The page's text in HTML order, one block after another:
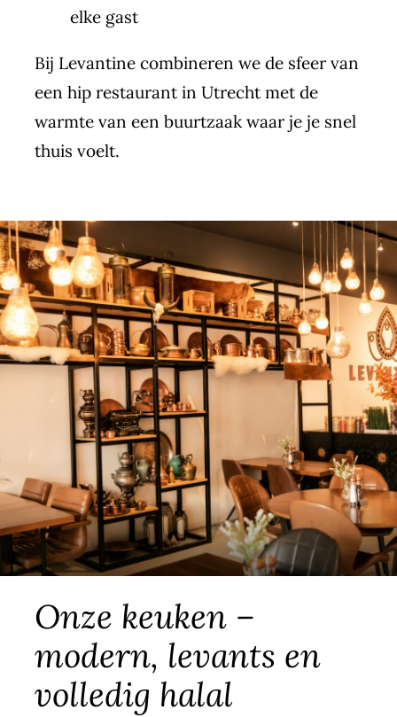
elke gast
Bij Levantine combineren we de sfeer van
een hip restaurant in Utrecht met de
warmte van een buurtzaak waar je je snel
thuis voelt.
Onze keuken –
modern, levants en
volledig halal